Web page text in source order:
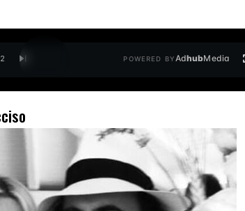
2 POWERED BYAdhubMedia